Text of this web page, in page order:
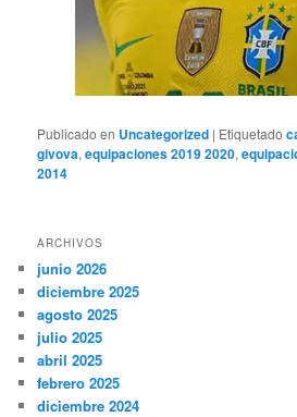
Publicado en Uncategorized | Etiquetado
givova,equipaciones 2019 2020,
2014
ARCHIVOS
junio 2026
diciembre 2025
agosto 2025
julio 2025
abril 2025
febrero 2025
diciembre 2024